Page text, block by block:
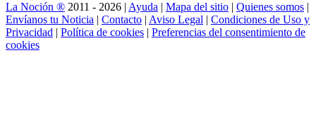
La Noción ® 2011 - 2026 | Ayuda | Mapa del sitio | Quienes somos |
Envíanos tu Noticia | Contacto | Aviso Legal | Condiciones de Uso y
Privacidad | Política de cookies | Preferencias del consentimiento de
cookies